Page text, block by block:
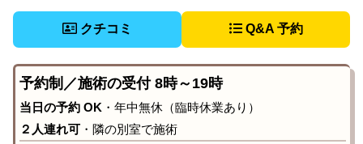
クチコミ Q&A 予約
予約制／施術の受付 8時～19時
当日の予約 OK ・年中無休（臨時休業あり）
２人連れ可 ・隣の別室で施術